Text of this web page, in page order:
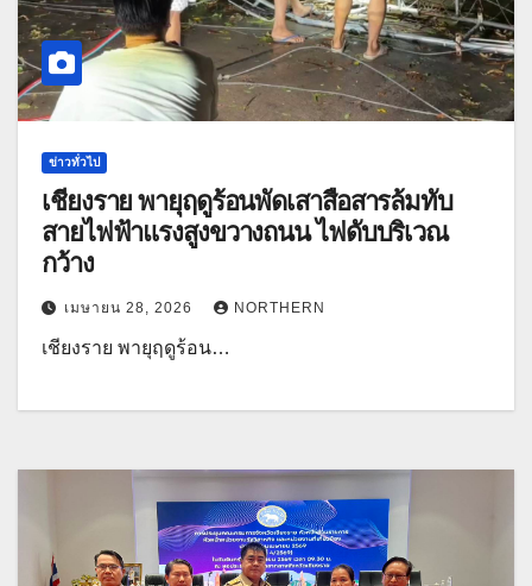
ข่าวทั่วไป
เชียงราย พายุฤดูร้อนพัดเสาสื่อสารล้มทับ
สายไฟฟ้าแรงสูงขวางถนน ไฟดับบริเวณ
กว้าง
เมษายน 28, 2026 NORTHERN
เชียงราย พายุฤดูร้อน…